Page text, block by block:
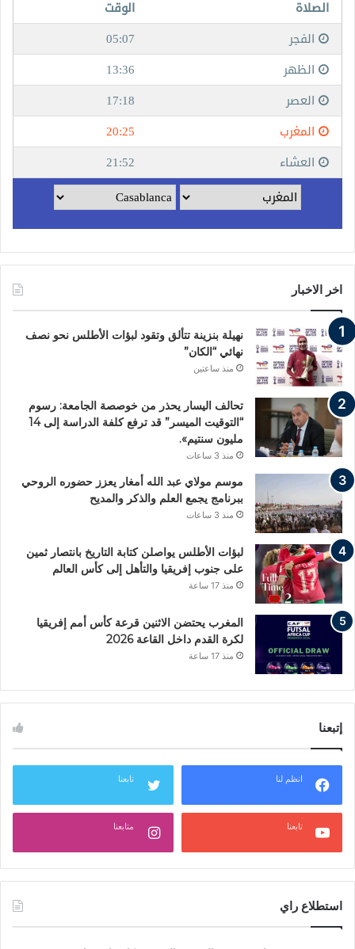
اخر الاخبار
نهيلة بنزينة تتألق وتقود لبؤات الأطلس نحو نصف
نهائي “الكان”
منذ ساعتين
تحالف اليسار يحذر من خوصصة الجامعة: رسوم
“التوقيت الميسر” قد ترفع كلفة الدراسة إلى 14
مليون سنتيم».
منذ 3 ساعات
موسم مولاي عبد الله أمغار يعزز حضوره الروحي
ببرنامج يجمع العلم والذكر والمديح
منذ 3 ساعات
لبؤات الأطلس يواصلن كتابة التاريخ بانتصار ثمين
على جنوب إفريقيا والتأهل إلى كأس العالم
منذ 17 ساعة
المغرب يحتضن الاثنين قرعة كأس أمم إفريقيا
لكرة القدم داخل القاعة 2026
منذ 17 ساعة
إتبعنا
انظم لنا تابعنا
تابعنا متابعنا
استطلاع راي